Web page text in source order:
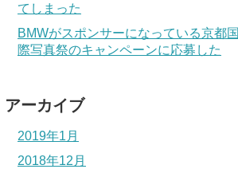
てしまった
BMWがスポンサーになっている京都国
際写真祭のキャンペーンに応募した
アーカイブ
2019年1月
2018年12月